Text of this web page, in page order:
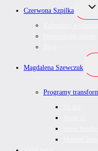
Czerwona Szpilka
Magdalena Szewczuk
Programy